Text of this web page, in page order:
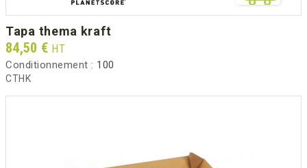
tapa thema kraft
Prix
84,50 € HT
Conditionnement : 100
CTHK